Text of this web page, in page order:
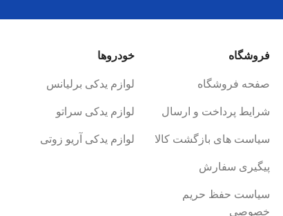
فروشگاه
صفحه فروشگاه
شرایط پرداخت و ارسال
سیاست های بازگشت کالا
پیگیری سفارش
سیاست حفظ حریم
خصوصی
خودروها
لوازم یدکی برلیانس
لوازم یدکی سراتو
لوازم یدکی آریو زوتی